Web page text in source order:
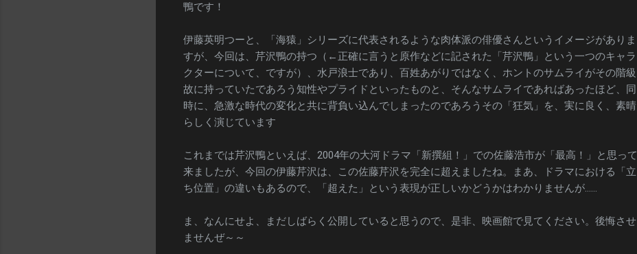
鴨です！
伊藤英明つーと、「海猿」シリーズに代表されるような肉体派の俳優さんというイメージがありま
すが、今回は、芹沢鴨の持つ（←正確に言うと原作などに記された「芹沢鴨」という一つのキャラ
クターについて、ですが）、水戸浪士であり、百姓あがりではなく、ホントのサムライがその階級
故に持っていたであろう知性やプライドといったものと、そんなサムライであればあったほど、同
時に、急激な時代の変化と共に背負い込んでしまったのであろうその「狂気」を、実に良く、素晴
らしく演じています
これまでは芹沢鴨といえば、2004年の大河ドラマ「新撰組！」での佐藤浩市が「最高！」と思って
来ましたが、今回の伊藤芹沢は、この佐藤芹沢を完全に超えましたね。まあ、ドラマにおける「立
ち位置」の違いもあるので、「超えた」という表現が正しいかどうかはわかりませんが……
ま、なんにせよ、まだしばらく公開していると思うので、是非、映画館で見てください。後悔させ
ませんぜ～～